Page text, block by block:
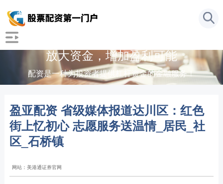
放大资金，增加盈利可能
配资是一种为投资者提供杠杆资金的金融服务！
盈亚配资 省级媒体报道达川区：红色
街上忆初心 志愿服务送温情_居民_社
区_石桥镇
网站：美港通证券官网